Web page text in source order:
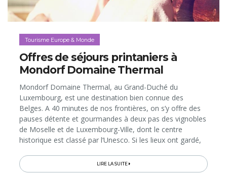
Tourisme Europe & Monde
Offres de séjours printaniers à
Mondorf Domaine Thermal
Mondorf Domaine Thermal, au Grand-Duché du
Luxembourg, est une destination bien connue des
Belges. A 40 minutes de nos frontières, on s’y offre des
pauses détente et gourmandes à deux pas des vignobles
de Moselle et de Luxembourg-Ville, dont le centre
historique est classé par l’Unesco. Si les lieux ont gardé,
thermales n’ont plus rien à voir avec ce que connut, en
son temps, Victor Hugo. Les chambres du Mondorf Parc
LIRE LA SUITE